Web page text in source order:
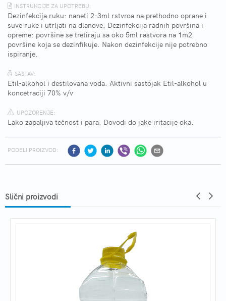
INSTRUKCIJE ZA UPOTREBU:
Dezinfekcija ruku: naneti 2-3ml rstvroa na prethodno oprane i
suve ruke i utrljati na dlanove. Dezinfekcija radnih površina i
opreme: površine se tretiraju sa oko 5ml rastvora na 1m2
površine koja se dezinfikuje. Nakon dezinfekcije nije potrebno
ispiranje.
SASTAV:
Etil-alkohol i destilovana voda. Aktivni sastojak Etil-alkohol u
koncetraciji 70% v/v
UPOZORENJE:
Lako zapaljiva tečnost i para. Dovodi do jake iritacije oka.
PODELI PROIZVOD:
Slični proizvodi